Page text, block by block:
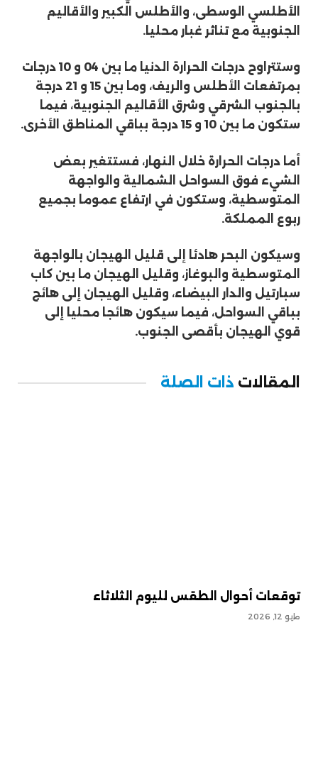
الأطلسي الوسطى، والأطلس الكبير والأقاليم
الجنوبية مع تناثر غبار محليا.
وستتراوح درجات الحرارة الدنيا ما بين 04 و 10 درجات
بمرتفعات الأطلس والريف، وما بين 15 و 21 درجة
بالجنوب الشرقي وشرق الأقاليم الجنوبية، فيما
ستكون ما بين 10 و 15 درجة بباقي المناطق الأخرى.
أما درجات الحرارة خلال النهار، فستتغير بعض
الشيء فوق السواحل الشمالية والواجهة
المتوسطية، وستكون في ارتفاع عموما بجميع
ربوع المملكة.
وسيكون البحر هادئا إلى قليل الهيجان بالواجهة
المتوسطية والبوغاز، وقليل الهيجان ما بين كاب
سبارتيل والدار البيضاء، وقليل الهيجان إلى هائج
بباقي السواحل، فيما سيكون هائجا محليا إلى
قوي الهيجان بأقصى الجنوب.
المقالات ذات الصلة
توقعات أحوال الطقس لليوم الثلاثاء
مايو 12, 2026